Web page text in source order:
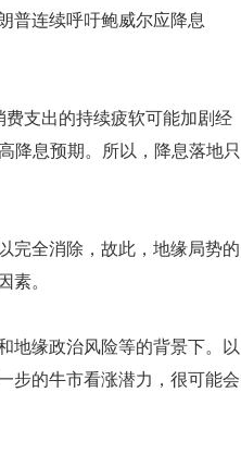
普连续呼吁鲍威尔应降息
支出的持续疲软可能加剧经
降息预期。所以，降息落地只
全消除，故此，地缘局势的
素。
缘政治风险等的背景下。以
步的牛市看涨潜力，很可能会